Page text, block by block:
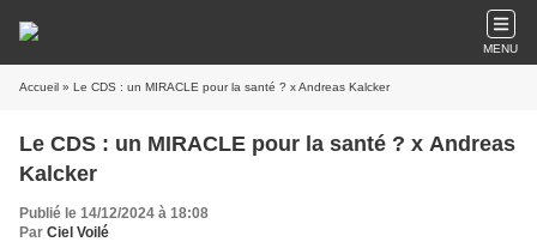
MENU
Accueil » Le CDS : un MIRACLE pour la santé ? x Andreas Kalcker
Le CDS : un MIRACLE pour la santé ? x Andreas
Kalcker
Publié le 14/12/2024 à 18:08
Par Ciel Voilé